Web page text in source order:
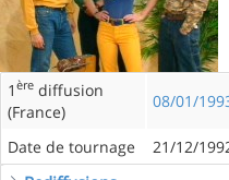
1 ère diffusion
(France)
08/01/
Date de tournage 21/12/